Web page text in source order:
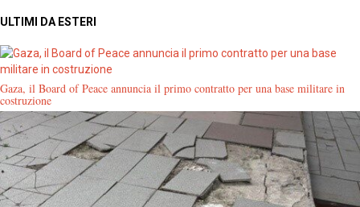
ULTIMI DA ESTERI
Gaza, il Board of Peace annuncia il primo contratto per una base militare in
costruzione